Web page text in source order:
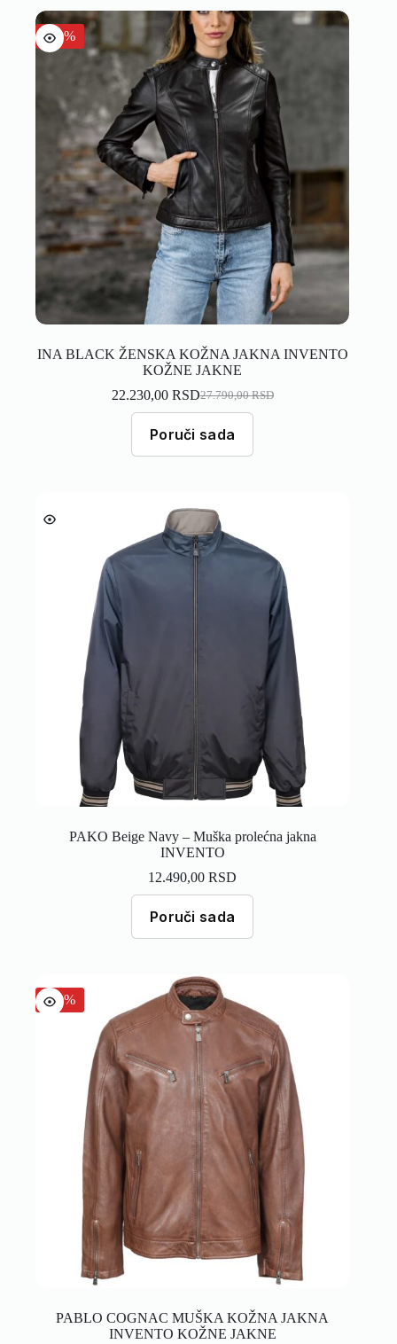
-20%
INA BLACK ŽENSKA KOŽNA JAKNA INVENTO
KOŽNE JAKNE
27.790,00RSD
22.230,00 RSD
Poruči sada
PAKO Beige Navy – Muška prolećna jakna
INVENTO
12.490,00RSD
Poruči sada
-30%
PABLO COGNAC MUŠKA KOŽNA JAKNA
INVENTO KOŽNE JAKNE